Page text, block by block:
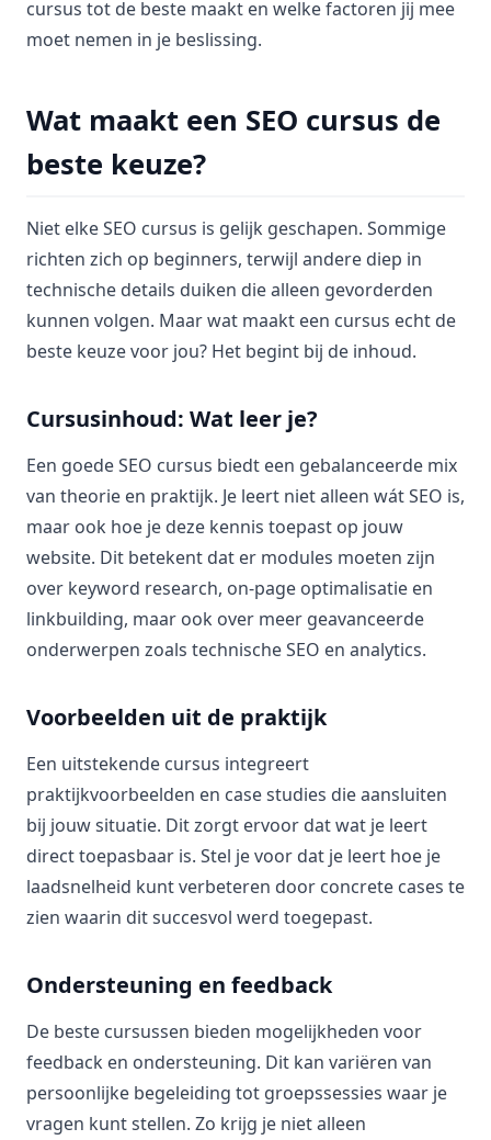
cursus tot de beste maakt en welke factoren jij mee
moet nemen in je beslissing.
Wat maakt een SEO cursus de
beste keuze?
Niet elke SEO cursus is gelijk geschapen. Sommige
richten zich op beginners, terwijl andere diep in
technische details duiken die alleen gevorderden
kunnen volgen. Maar wat maakt een cursus echt de
beste keuze voor jou? Het begint bij de inhoud.
Cursusinhoud: Wat leer je?
Een goede SEO cursus biedt een gebalanceerde mix
van theorie en praktijk. Je leert niet alleen wát SEO is,
maar ook hoe je deze kennis toepast op jouw
website. Dit betekent dat er modules moeten zijn
over keyword research, on-page optimalisatie en
linkbuilding, maar ook over meer geavanceerde
onderwerpen zoals technische SEO en analytics.
Voorbeelden uit de praktijk
Een uitstekende cursus integreert
praktijkvoorbeelden en case studies die aansluiten
bij jouw situatie. Dit zorgt ervoor dat wat je leert
direct toepasbaar is. Stel je voor dat je leert hoe je
laadsnelheid kunt verbeteren door concrete cases te
zien waarin dit succesvol werd toegepast.
Ondersteuning en feedback
De beste cursussen bieden mogelijkheden voor
feedback en ondersteuning. Dit kan variëren van
persoonlijke begeleiding tot groepssessies waar je
vragen kunt stellen. Zo krijg je niet alleen